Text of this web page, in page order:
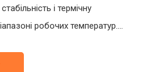
і термічну
робочих температур....